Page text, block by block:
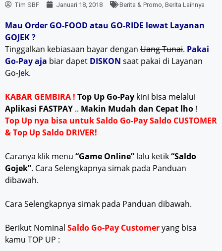
Tim SBF Januari 18, 2018 Berita & Promo Berita Lainnya
Mau Order GO-FOOD atau GO-RIDE lewat Layanan
GOJEK ?
Tinggalkan kebiasaan bayar dengan Uang Tunai. Pakai
Go-Pay aja biar dapet DISKON saat pakai di Layanan
Go-Jek.
KABAR GEMBIRA ! Top Up Go-Pay kini bisa melalui
Aplikasi FASTPAY .. Makin Mudah dan Cepat lho !
Top Up nya bisa untuk Saldo Go-Pay Saldo CUSTOMER
& Top Up Saldo DRIVER!
Caranya klik menu “Game Online” lalu ketik“Saldo
Gojek”. Cara Selengkapnya simak pada Panduan
dibawah.
Cara Selengkapnya simak pada Panduan dibawah.
Berikut Nominal Saldo Go-Pay Customeryang bisa
kamu TOP UP :